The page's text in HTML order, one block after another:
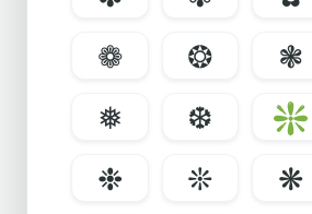
❁
❂ ❃
❅
❆ ❇
❉
❊ ❋